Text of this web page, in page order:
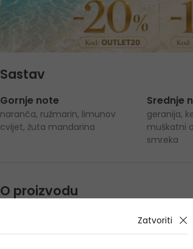
Sastav
Gornje note
naranča, ružmarin, limunov
cvijet, žuta mandarina
Srednje
geranija,
muškatni
smreka
O proizvodu
Zatvoriti